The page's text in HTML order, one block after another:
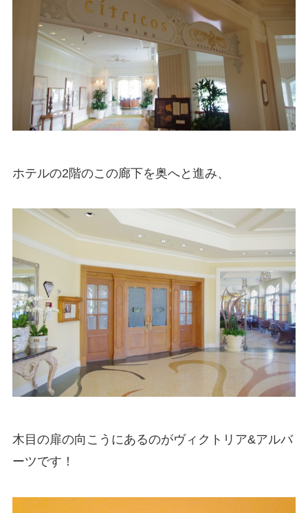
ホテルの2階のこの廊下を奥へと進み、
木目の扉の向こうにあるのがヴィクトリア&アルバ
ーツです！